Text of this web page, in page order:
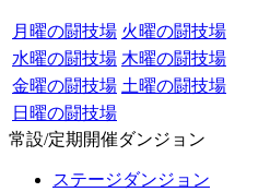
月曜の闘技場 火曜の闘技場
水曜の闘技場 木曜の闘技場
金曜の闘技場 土曜の闘技場
日曜の闘技場
常設/定期開催ダンジョン
ステージダンジョン